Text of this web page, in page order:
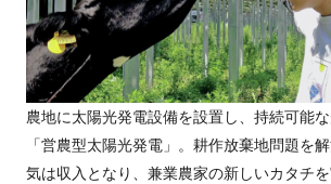
農地に太陽光発電設備を設置し、持続可能
「営農型太陽光発電」。耕作放棄地問題を
気は収入となり、兼業農家の新しいカタチ